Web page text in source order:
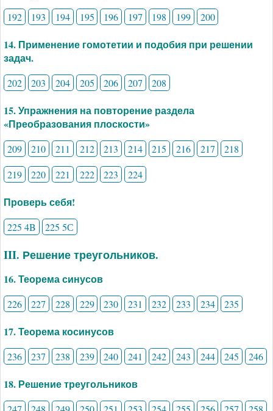
192 193 194 195 196 197 198 199 200
14. Применение гомотетии и подобия при решении
задач.
202 203 204 205 206 207 208
15. Упражнения на повторение раздела
«Преобразования плоскости»
209 210 211 212 213 214 215 216 217
218
219
220 221 222 223 224
Проверь себя!
225 4B 225 5С
III. Решение треугольников.
16. Теорема синусов
226 227 228 229 230 231 232 233 234 235
17. Теорема косинусов
236 237 238 239 240 241 242 243 244 245 246
18. Решение треугольников